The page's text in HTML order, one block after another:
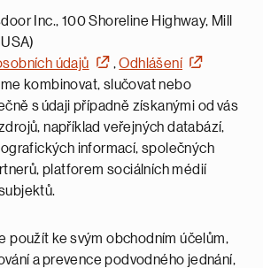
Inc., 100 Shoreline Highway, Mill
údajů
,Odhlášení
kombinovat, slučovat nebo
s údaji případně získanými od vás
například veřejných databází,
informací, společných
platforem sociálních médií
použít ke svým obchodním účelům,
a prevence podvodného jednání,